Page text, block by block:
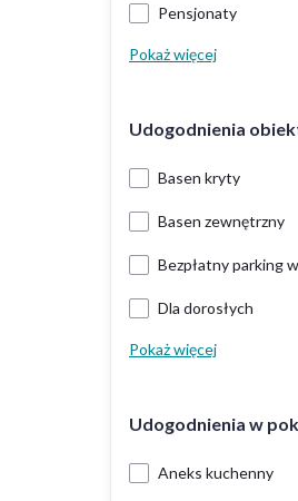
Pensjonaty
Pokaż więcej
Udogodnienia
Basen kryty
Basen zewnętrzny
Bezpłatny parking
Dla dorosłych
Pokaż więcej
Udogodnienia w
Aneks kuchenny